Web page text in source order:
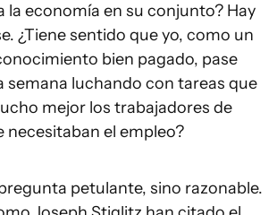
la economía en su conjunto? Hay
¿Tiene sentido que yo, como un
bien pagado, pase
semana luchando con tareas que
mejor los trabajadores de
necesitaban el empleo?
petulante, sino razonable.